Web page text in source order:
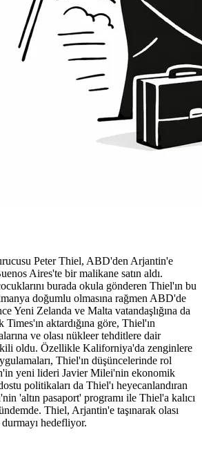
Peter Thiel, ABD'den Arjantin'e
Aires'te bir malikane satın aldı.
burada okula gönderen Thiel'ın bu
doğumlu olmasına rağmen ABD'de
Yeni Zelanda ve Malta vatandaşlığına da
aktardığına göre, Thiel'ın
ve olası nükleer tehditlere dair
oldu. Özellikle Kaliforniya'da zenginlere
Thiel'ın düşüncelerinde rol
yeni lideri Javier Milei'nin ekonomik
politikaları da Thiel'ı heyecanlandıran
'altın pasaport' programı ile Thiel'a kalıcı
Thiel, Arjantin'e taşınarak olası
hedefliyor.